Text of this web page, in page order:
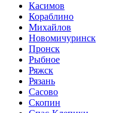
Касимов
Кораблино
Михайлов
Новомичуринск
Пронск
Рыбное
Ряжск
Рязань
Сасово
Скопин